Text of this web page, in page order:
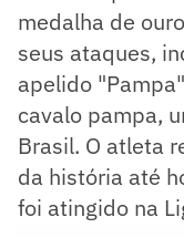
medalha de
seus ataques,
apelido
cavalo pampa,
Brasil. O atleta
da história até
foi atingido na